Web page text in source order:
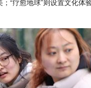
“疗愈地球”则设置文化体